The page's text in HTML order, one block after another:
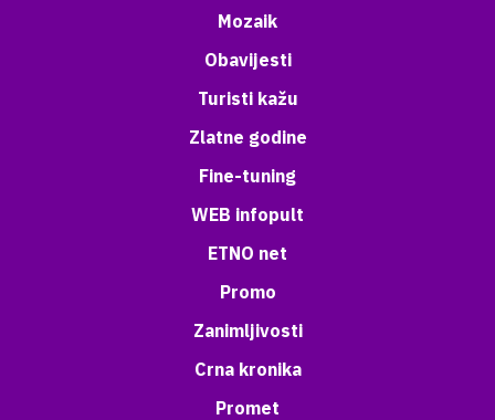
Mozaik
Obavijesti
Turisti kažu
Zlatne godine
Fine-tuning
WEB infopult
ETNO net
Promo
Zanimljivosti
Crna kronika
Promet